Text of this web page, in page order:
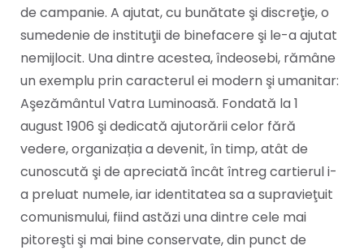
de campanie. A ajutat, cu bunătate şi discreţie, o
sumedenie de instituţii de binefacere şi le-a ajutat
nemijlocit. Una dintre acestea, îndeosebi, rămâne
un exemplu prin caracterul ei modern şi umanitar:
Aşezământul Vatra Luminoasă. Fondată la 1
august 1906 şi dedicată ajutorării celor fără
vedere, organizația a devenit, în timp, atât de
cunoscută şi de apreciată încât întreg cartierul i-
a preluat numele, iar identitatea sa a supravieţuit
comunismului, fiind astăzi una dintre cele mai
pitoreşti şi mai bine conservate, din punct de